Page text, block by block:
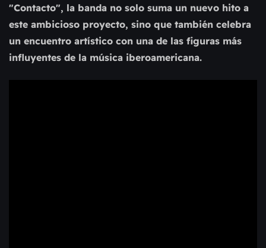
"Contacto", la banda no solo suma un nuevo hito a
este ambicioso proyecto, sino que también celebra
un encuentro artístico con una de las figuras más
influyentes de la música iberoamericana.